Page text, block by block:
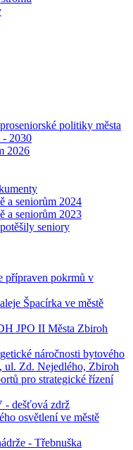
politiky města
- 2030
2026
a seniorům 2024
a seniorům 2023
seniory
přípraven pokrmů v
Špacírka ve městě
JPO II Města Zbiroh
náročnosti bytového
ul. Zd. Nejedlého, Zbiroh
pro strategické řízení
- dešťová zdrž
osvětlení ve městě
- Třebnuška